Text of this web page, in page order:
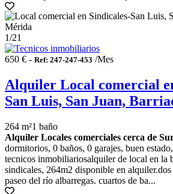
1/21
650 € - Ref: 247-247-453 /Mes
Alquiler Local comercial
San Luis, San Juan,
264 m²1 baño
Alquiler Locales comerciales cerca de
dormitorios, 0 baños, 0 garajes, buen
tecnicos inmobiliariosalquiler de local en la
sindicales, 264m2 disponible en alquiler.dos
paseo del río albarregas. cuartos de ba...